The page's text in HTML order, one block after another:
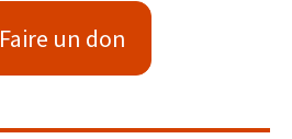
Faire un don